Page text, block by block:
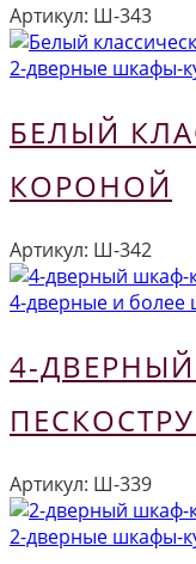
Артикул: Ш-343
2-дверные шкафы-
БЕЛЫЙ
КОРОНОЙ
Артикул: Ш-342
4-дверные и более
4-
Артикул: Ш-339
2-дверные шкафы-